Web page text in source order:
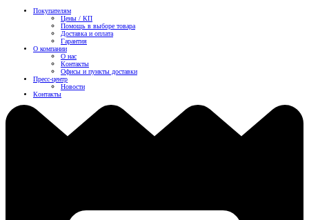
Покупателям
Цены / КП
Помощь в выборе товара
Доставка и оплата
Гарантия
О компании
О нас
Контакты
Офисы и пункты доставки
Пресс-центр
Новости
Контакты